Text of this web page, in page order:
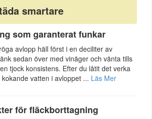
smartare
som garanterat funkar
avlopp häll först i en deciliter av
sedan över med vinäger och vänta tills
tjock konsistens. Efter du låtit det verka
vatten i avloppet ... Läs Mer
för fläckborttagning